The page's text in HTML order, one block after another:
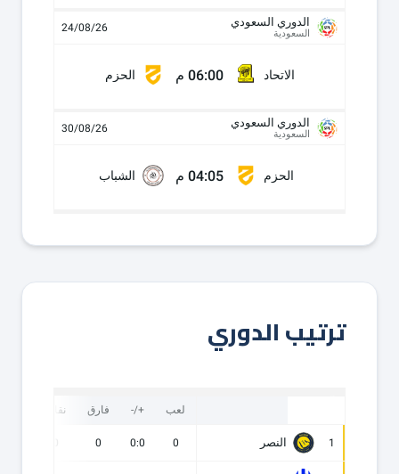
الدوري السعودي
السعودية 24/08/26
الاتحاد 06:00 م الحزم
الدوري السعودي
السعودية 30/08/26
الحزم 04:05 م الشباب
ترتيب الدوري
لعب +/- فارق نقاط
1 النصر 0
0:0
0